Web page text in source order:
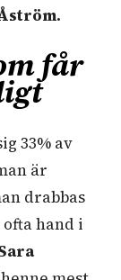
ström.
får
33% av
är
drabbas
hand i